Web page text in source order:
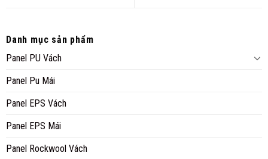
Danh mục sản phẩm
Panel PU Vách
Panel Pu Mái
Panel EPS Vách
Panel EPS Mái
Panel Rockwool Vách